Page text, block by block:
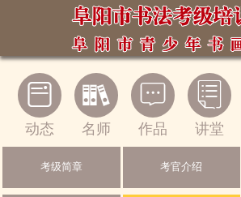

动态

名师

作品

讲堂
考级简章 考官介绍